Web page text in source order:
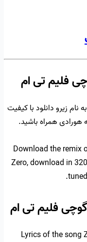
فلیم تی ام
نام زیرو دانلود با کیفیت
Download the remix
Zero, download in
فلیم تی ام
Lyrics of the song